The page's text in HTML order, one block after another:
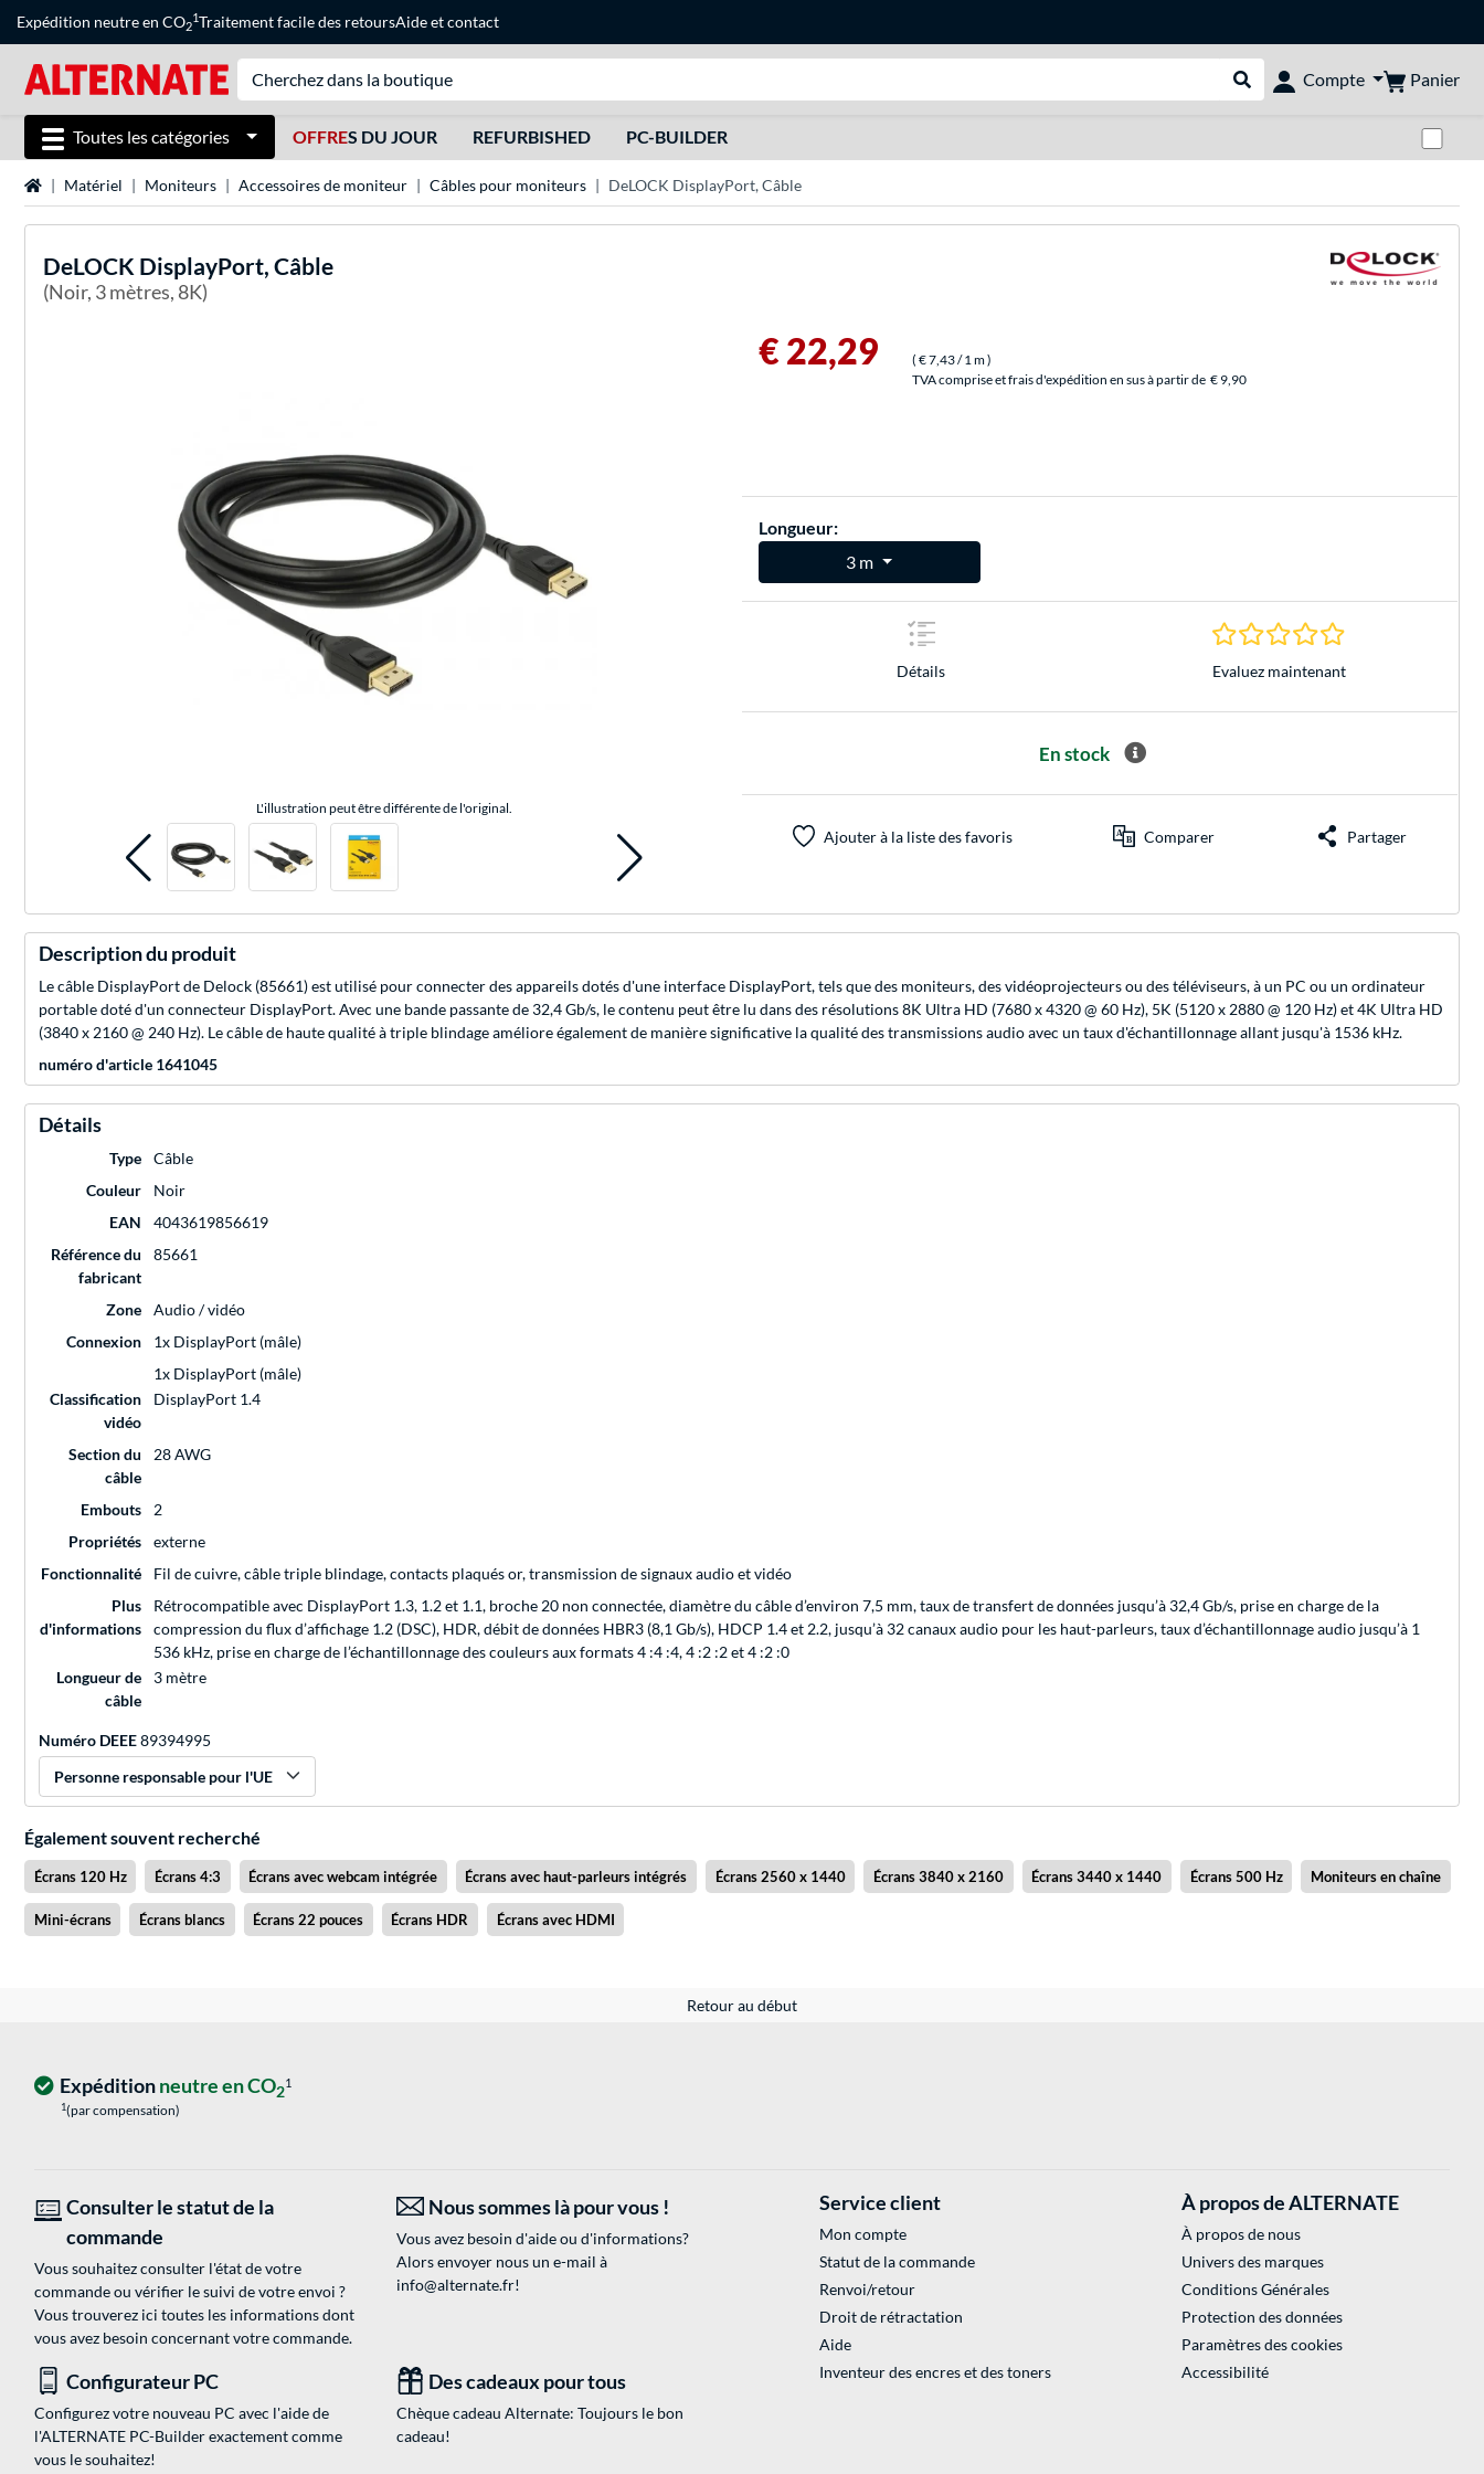
Expédition neutre en CO2
1Traitement facile des retoursAideetcontact
Rechercher dans le shop
Compte Panier
Toutes les catégories OFFRES DU JOUR REFURBISHED PC-BUILDER
Page d'accueil
Matériel Moniteurs Accessoires de moniteur Câbles pour moniteurs DeLOCK DisplayPort, Câble
DeLOCK DisplayPort, Câble
(Noir, 3 mètres, 8K)
L'illustration peut être différente de l'original.
€ 22,29 ( € 7,43/ 1 m)
TVA comprise et frais d'expédition en sus à partir de € 9,90
Longueur:
3 m
Détails
0.0 Étoiles à 0
Evaluez maintenant
En stock
Ajouter à la liste des favoris Comparer Partager
Description du produit
Le câble DisplayPort de Delock (85661) est utilisé pour connecter des appareils dotés d'une interface DisplayPort, tels que des moniteurs, des vidéoprojecteurs ou des téléviseurs, à un PC ou un ordinateur
portable doté d'un connecteur DisplayPort. Avec une bande passante de 32,4 Gb/s, le contenu peut être lu dans des résolutions 8K Ultra HD (7680 x 4320 @ 60 Hz), 5K (5120 x 2880 @ 120 Hz) et 4K Ultra HD
(3840 x 2160 @ 240 Hz). Le câble de haute qualité à triple blindage améliore également de manière significative la qualité des transmissions audio avec un taux d'échantillonnage allant jusqu'à 1536 kHz.
numéro d'article 1641045
Détails
Type
Câble
Couleur
Noir
EAN
4043619856619
Référence du
fabricant
85661
Zone
Audio / vidéo
Connexion
1x DisplayPort (mâle)
1x DisplayPort (mâle)
Classification
vidéo
DisplayPort 1.4
Section du
câble
28 AWG
Embouts
2
Propriétés
externe
Fonctionnalité
Fil de cuivre, câble triple blindage, contacts plaqués or, transmission de signaux audio et vidéo
Plus
d'informations
Rétrocompatible avec DisplayPort 1.3, 1.2 et 1.1, broche 20 non connectée, diamètre du câble d’environ 7,5 mm, taux de transfert de données jusqu’à 32,4 Gb/s, prise en charge de la
compression du flux d’affichage 1.2 (DSC), HDR, débit de données HBR3 (8,1 Gb/s), HDCP 1.4 et 2.2, jusqu’à 32 canaux audio pour les haut-parleurs, taux d’échantillonnage audio jusqu’à 1
536 kHz, prise en charge de l’échantillonnage des couleurs aux formats 4 :4 :4, 4 :2 :2 et 4 :2 :0
Longueur de
câble
3 mètre
Numéro DEEE89394995
Personne responsable pour l'UE
Également souvent recherché
Écrans 120 Hz Écrans 4:3 Écrans avec webcam intégrée Écrans avec haut-parleurs intégrés Écrans 2560 x 1440 Écrans 3840 x 2160 Écrans 3440 x 1440 Écrans 500 Hz Moniteurs en chaîne
Mini-écrans Écrans blancs Écrans 22 pouces Écrans HDR Écrans avec HDMI
Retour au début
Expéditionneutre en CO21
1(par compensation)
Consulter le statut de la
commande
Vous souhaitez consulter l'état de votre
commande ou vérifier le suivi de votre envoi ?
Vous trouverez ici toutes les informations dont
vous avez besoin concernant votre commande.
Nous sommes là pour vous !
Vous avez besoin d'aide ou d'informations?
Alors envoyer nous un e-mail à
info@alternate.fr!
Configurateur PC
Configurez votre nouveau PC avec l'aide de
l'ALTERNATE PC-Builder exactement comme
vous le souhaitez!
Des cadeaux pour tous
Chèque cadeau Alternate: Toujours le bon
cadeau!
Service client
Mon compte
Statut de la commande
Renvoi/retour
Droit de rétractation
Aide
Inventeur des encres et des toners
À propos de ALTERNATE
À propos de nous
Univers des marques
Conditions Générales
Protection des données
Paramètres des cookies
Accessibilité